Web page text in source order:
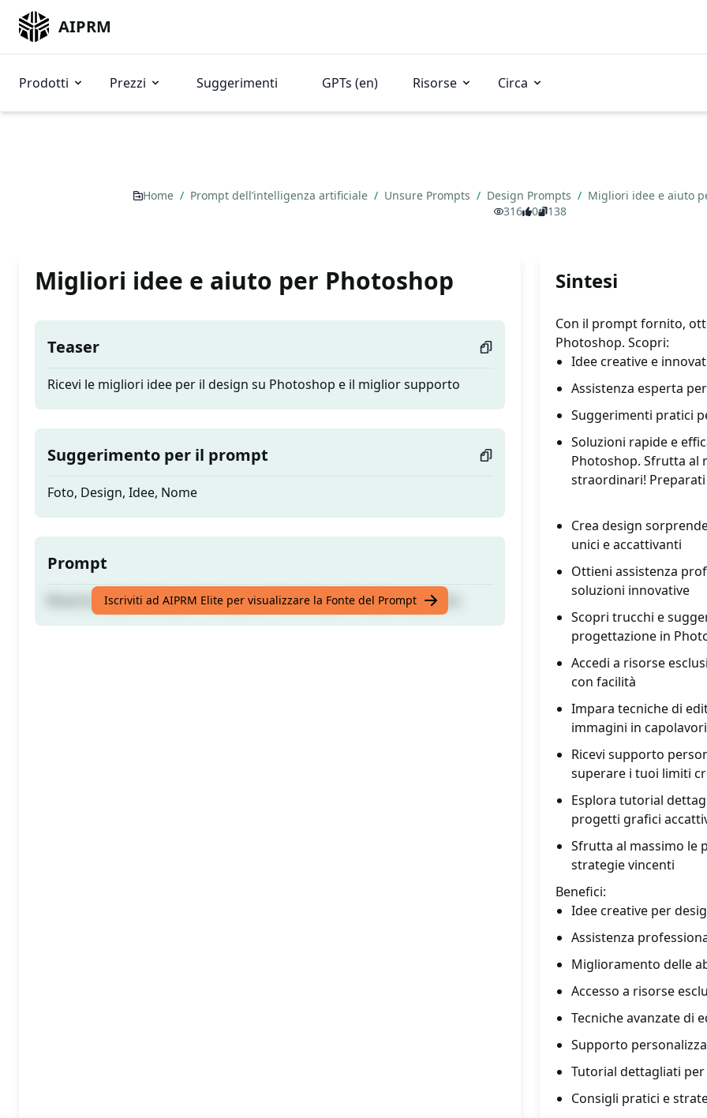
AIPRM
Prodotti Prezzi Suggerimenti GPTs (en) Risorse Circa
Home / Prompt dell’intelligenza artificiale / Unsure Prompts / Design Prompts / Migliori idee e aiuto
316
0 138
Migliori idee e aiuto per Photoshop
Teaser
Ricevi le migliori idee per il design su Photoshop e il miglior supporto
Suggerimento per il prompt
Foto, Design, Idee, Nome
Prompt
Ricevi le migliori idee per il design su Photoshop e il miglior supporto
Iscriviti ad AIPRM Elite per visualizzare la Fonte del Prompt
Sintesi
Con il prompt fornito,
Photoshop. Scopri:
Idee creative e
Assistenza esperta
Suggerimenti pratici
Soluzioni rapide e
Photoshop. Sfrutta al
straordinari!
Crea design
unici e accattivanti
Ottieni assistenza
soluzioni innovative
Scopri trucchi e
progettazione in
Accedi a risorse
con facilità
Impara tecniche di
immagini in
Ricevi supporto
superare i tuoi limiti
Esplora tutorial
progetti grafici
Sfrutta al massimo le
strategie vincenti
Benefici:
Idee creative per
Assistenza
Miglioramento delle
Accesso a risorse
Tecniche avanzate di
Supporto
Tutorial dettagliati
Consigli pratici e